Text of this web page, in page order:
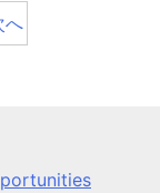
へ